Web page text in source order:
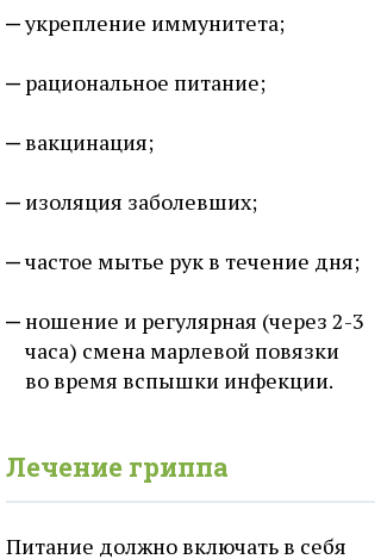
укрепление иммунитета;
рациональное питание;
вакцинация;
изоляция заболевших;
частое мытье рук в течение дня;
ношение и регулярная (через 2-3
часа) смена марлевой повязки
во время вспышки инфекции.
Лечение гриппа
Питание должно включать в себя